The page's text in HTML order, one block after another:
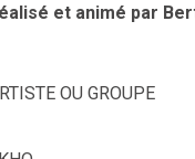
et animé par
OU GROUPE